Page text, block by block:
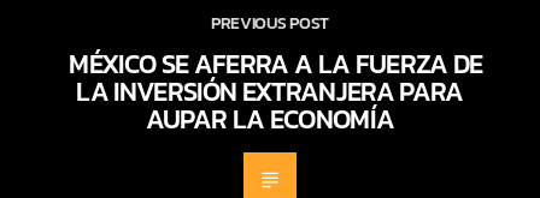
PREVIOUS POST
MÉXICO SE AFERRA A LA FUERZA DE
LA INVERSIÓN EXTRANJERA PARA
AUPAR LA ECONOMÍA